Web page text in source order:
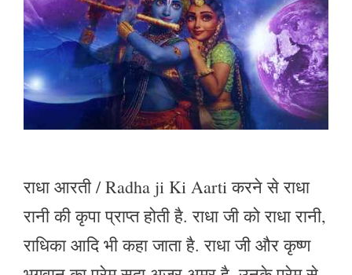
राधा आरती / Radha ji Ki Aarti करने से राधा
रानी की कृपा प्राप्त होती है. राधा जी को राधा रानी,
राधिका आदि भी कहा जाता है. राधा जी और कृष्ण